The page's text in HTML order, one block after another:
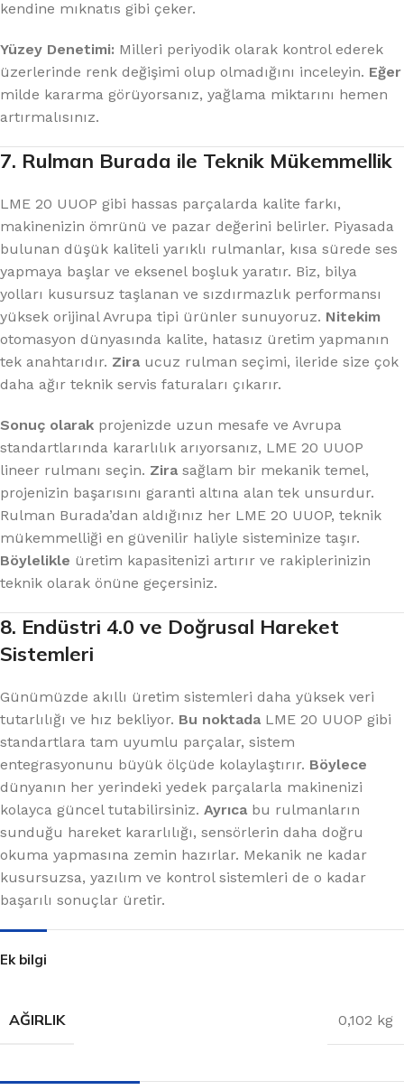
kendine mıknatıs gibi çeker.
Yüzey Denetimi: Milleri periyodik olarak kontrol ederek
üzerlerinde renk değişimi olup olmadığını inceleyin. Eğer
milde kararma görüyorsanız, yağlama miktarını hemen
artırmalısınız.
7. Rulman Burada ile Teknik Mükemmellik
LME 20 UUOP gibi hassas parçalarda kalite farkı,
makinenizin ömrünü ve pazar değerini belirler. Piyasada
bulunan düşük kaliteli yarıklı rulmanlar, kısa sürede ses
yapmaya başlar ve eksenel boşluk yaratır. Biz, bilya
yolları kusursuz taşlanan ve sızdırmazlık performansı
yüksek orijinal Avrupa tipi ürünler sunuyoruz. Nitekim
otomasyon dünyasında kalite, hatasız üretim yapmanın
tek anahtarıdır. Zira ucuz rulman seçimi, ileride size çok
daha ağır teknik servis faturaları çıkarır.
Sonuç olarak projenizde uzun mesafe ve Avrupa
standartlarında kararlılık arıyorsanız, LME 20 UUOP
lineer rulmanı seçin. Zira sağlam bir mekanik temel,
projenizin başarısını garanti altına alan tek unsurdur.
Rulman Burada’dan aldığınız her LME 20 UUOP, teknik
mükemmelliği en güvenilir haliyle sisteminize taşır.
Böylelikle üretim kapasitenizi artırır ve rakiplerinizin
teknik olarak önüne geçersiniz.
8. Endüstri 4.0 ve Doğrusal Hareket
Sistemleri
Günümüzde akıllı üretim sistemleri daha yüksek veri
tutarlılığı ve hız bekliyor. Bu noktada LME 20 UUOP gibi
standartlara tam uyumlu parçalar, sistem
entegrasyonunu büyük ölçüde kolaylaştırır. Böylece
dünyanın her yerindeki yedek parçalarla makinenizi
kolayca güncel tutabilirsiniz. Ayrıca bu rulmanların
sunduğu hareket kararlılığı, sensörlerin daha doğru
okuma yapmasına zemin hazırlar. Mekanik ne kadar
kusursuzsa, yazılım ve kontrol sistemleri de o kadar
başarılı sonuçlar üretir.
Ek bilgi
AĞIRLIK 0,102 kg